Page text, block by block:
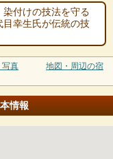
付けの技法を守る
幸生氏が伝統の技
写真 地図・周辺の宿
情報